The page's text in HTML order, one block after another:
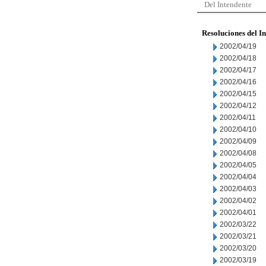
Del Intendente
Resoluciones del
2002/04/19
2002/04/18
2002/04/17
2002/04/16
2002/04/15
2002/04/12
2002/04/11
2002/04/10
2002/04/09
2002/04/08
2002/04/05
2002/04/04
2002/04/03
2002/04/02
2002/04/01
2002/03/22
2002/03/21
2002/03/20
2002/03/19